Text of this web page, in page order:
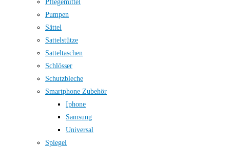
Pflegemittel
Pumpen
Sättel
Sattelstütze
Satteltaschen
Schlösser
Schutzbleche
Smartphone Zubehör
Iphone
Samsung
Universal
Spiegel